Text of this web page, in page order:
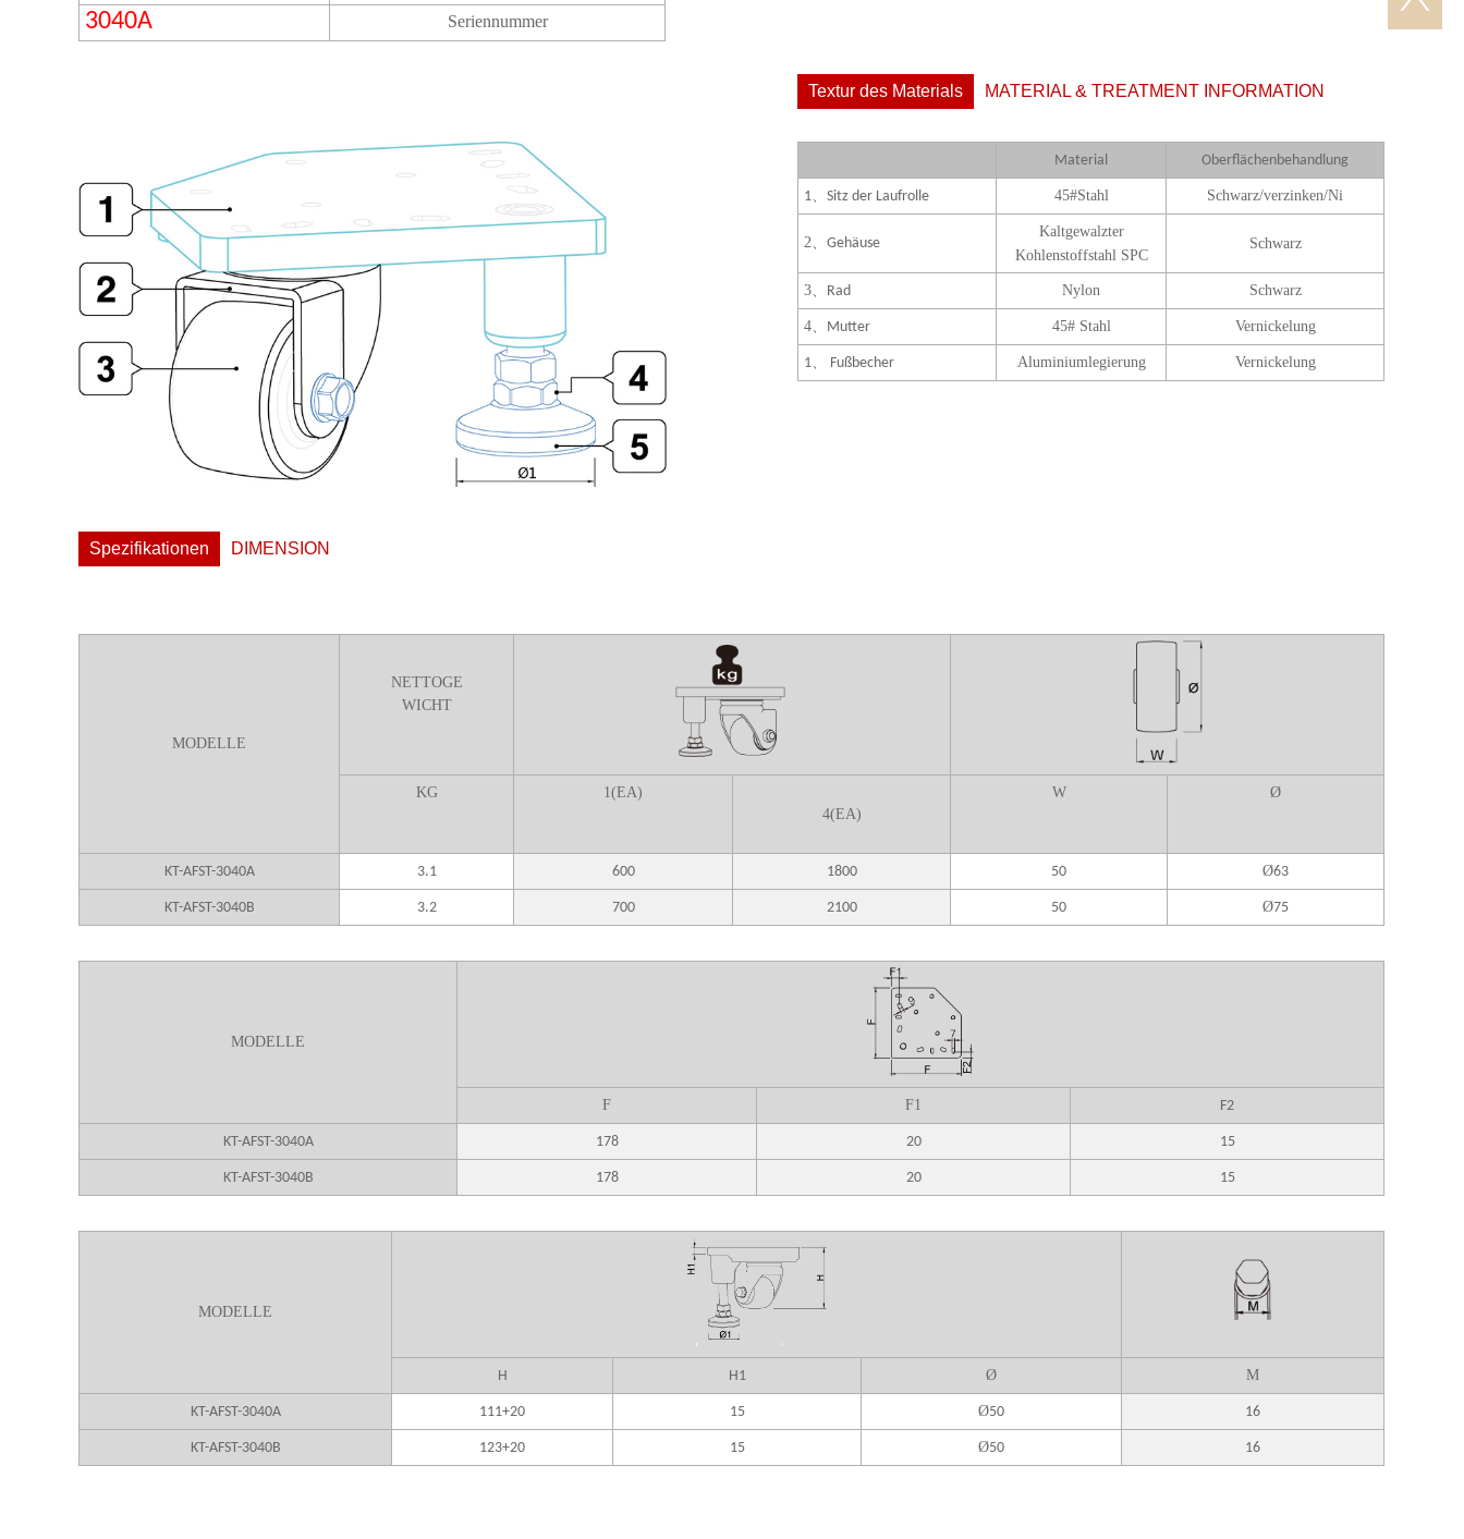
3040A Seriennummer
Textur des Materials MATERIAL & TREATMENT INFORMATION
Material Oberflächenbehandlung
1 Sitz der Laufrolle 45#Stahl Schwarz/verzinken/Ni
2 Gehäuse
Kaltgewalzter
Kohlenstoffstahl SPC
Schwarz
3 Rad Nylon Schwarz
4 Mutter 45# Stahl Vernickelung
1、 Fußbecher Aluminiumlegierung Vernickelung
Spezifikationen DIMENSION
MODELLE
NETTOGE
WICHT
KG
1(EA)
4(EA)
W Ø
KT-AFST-3040A 3.1 600 1800 50 Ø63
KT-AFST-3040B 3.2 700 2100 50 Ø75
MODELLE
F F1 F2
KT-AFST-3040A 178 20 15
KT-AFST-3040B 178 20 15
MODELLE
H H1 Ø M
KT-AFST-3040A 111+20 15 Ø50 16
KT-AFST-3040B 123+20 15 Ø50 16